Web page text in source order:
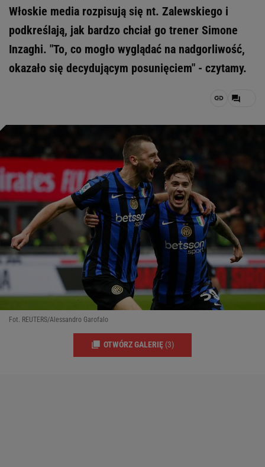
Włoskie media rozpisują się nt. Zalewskiego i
podkreślają, jak bardzo chciał go trener Simone
Inzaghi. "To, co mogło wyglądać na nadgorliwość,
okazało się decydującym posunięciem" - czytamy.
Fot. REUTERS/Alessandro Garofalo
OTWÓRZ GALERIĘ (3)